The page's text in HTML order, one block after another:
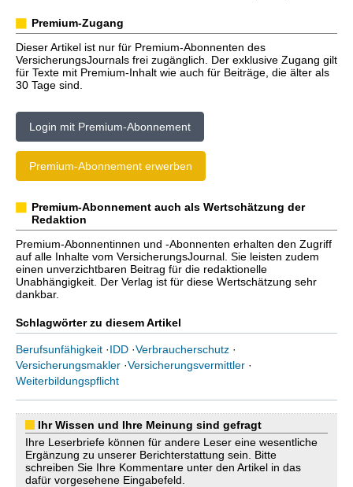
Premium-Zugang
Dieser Artikel ist nur für Premium-Abonnenten des
VersicherungsJournals frei zugänglich. Der exklusive Zugang gilt
für Texte mit Premium-Inhalt wie auch für Beiträge, die älter als
30 Tage sind.
Login mit Premium-Abonnement
Premium-Abonnement erwerben
Premium-Abonnement auch als Wertschätzung der
Redaktion
Premium-Abonnentinnen und -Abonnenten erhalten den Zugriff
auf alle Inhalte vom VersicherungsJournal. Sie leisten zudem
einen unverzichtbaren Beitrag für die redaktionelle
Unabhängigkeit. Der Verlag ist für diese Wertschätzung sehr
dankbar.
Schlagwörter zu diesem Artikel
Berufsunfähigkeit ·IDD ·Verbraucherschutz ·
Versicherungsmakler ·Versicherungsvermittler ·
Weiterbildungspflicht
Ihr Wissen und Ihre Meinung sind gefragt
Ihre Leserbriefe können für andere Leser eine wesentliche
Ergänzung zu unserer Berichterstattung sein. Bitte
schreiben Sie Ihre Kommentare unter den Artikel in das
dafür vorgesehene Eingabefeld.